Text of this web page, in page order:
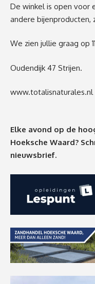
De winkel is open voor
andere bijenproducten,
We zien jullie graag op
Oudendijk 47 Strijen.
www.totalisnaturales.nl
Elke avond op de
Hoeksche Waard?
nieuwsbrief.